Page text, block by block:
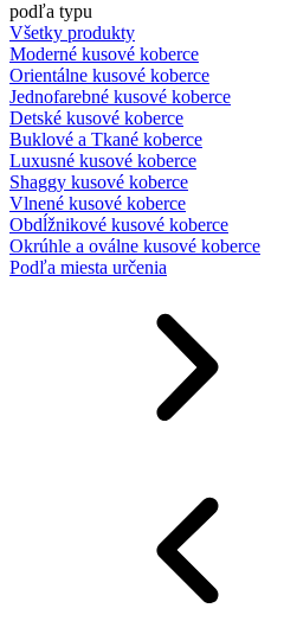
podľa typu
Všetky produkty
Moderné kusové koberce
Orientálne kusové koberce
Jednofarebné kusové koberce
Detské kusové koberce
Buklové a Tkané koberce
Luxusné kusové koberce
Shaggy kusové koberce
Vlnené kusové koberce
Obdĺžnikové kusové koberce
Okrúhle a oválne kusové koberce
Podľa miesta určenia